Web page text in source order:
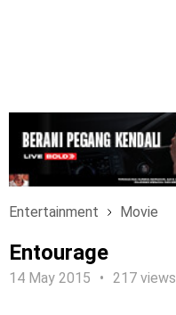
Entertainment Movie
Entourage
14 May 2015 217 views